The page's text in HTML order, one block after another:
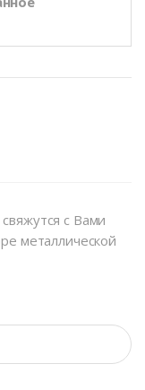
с Вами
металлической